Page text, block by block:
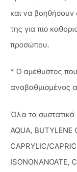
και να βοηθήσουν
της για πιο
προσώπου.
* Ο αμέθυστος που
αναβαθμισμένος
Όλα τα συστατικά
AQUA, BUTYLENE
CAPRYLIC/
ISONONANOATE,